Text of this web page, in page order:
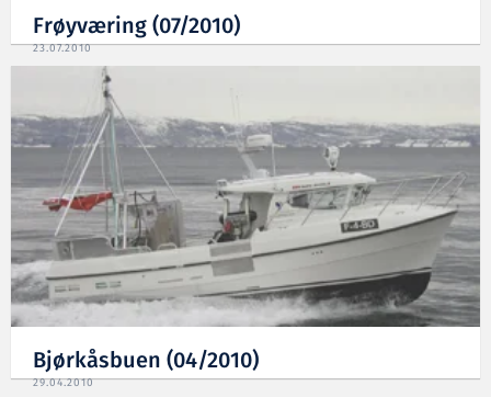
Frøyværing (07/2010)
23.07.2010
Bjørkåsbuen (04/2010)
29.04.2010